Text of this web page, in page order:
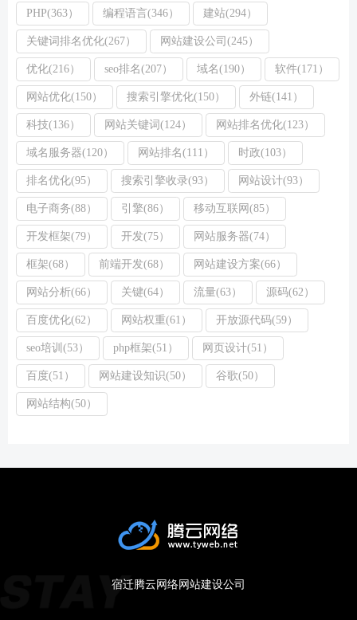
PHP(363） 编程语言(346） 建站(294）
关键词排名优化(267） 网站建设公司(245）
优化(216） seo排名(207） 域名(190） 软件(171）
网站优化(150） 搜索引擎优化(150） 外链(141）
科技(136） 网站关键词(124） 网站排名优化(123）
域名服务器(120） 网站排名(111） 时政(103）
排名优化(95） 搜索引擎收录(93） 网站设计(93）
电子商务(88） 引擎(86） 移动互联网(85）
开发框架(79） 开发(75） 网站服务器(74）
框架(68） 前端开发(68） 网站建设方案(66）
网站分析(66） 关键(64） 流量(63） 源码(62）
百度优化(62） 网站权重(61） 开放源代码(59）
seo培训(53） php框架(51） 网页设计(51）
百度(51） 网站建设知识(50） 谷歌(50）
网站结构(50）
宿迁腾云网络网站建设公司